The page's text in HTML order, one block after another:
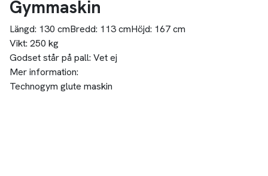
Gymmaskin
Längd: 130 cmBredd: 113 cmHöjd: 167 cm
Vikt: 250 kg
Godset står på pall: Vet ej
Mer information:
Technogym glute maskin